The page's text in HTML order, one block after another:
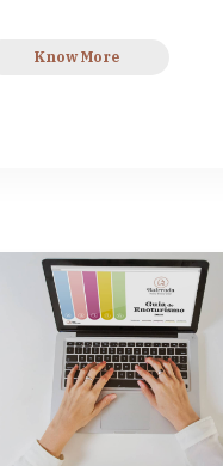
Know More